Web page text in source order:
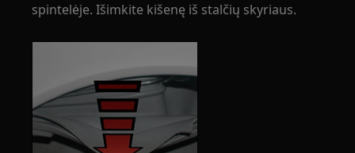
spintelėje. Išimkite kišenę iš stalčių skyriaus.